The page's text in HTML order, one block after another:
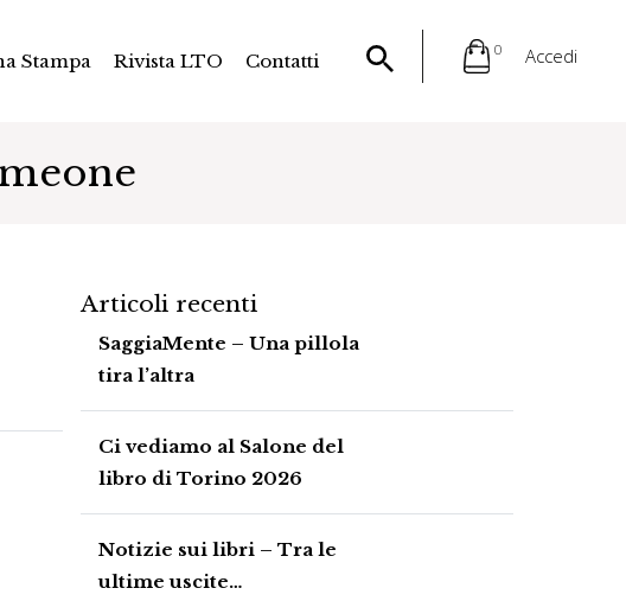
Stampa Rivista LTO Contatti
0 Accedi
Articoli recenti
SaggiaMente – Una pillola
tira l’altra
Ci vediamo al Salone del
libro di Torino 2026
Notizie sui libri – Tra le
ultime uscite…